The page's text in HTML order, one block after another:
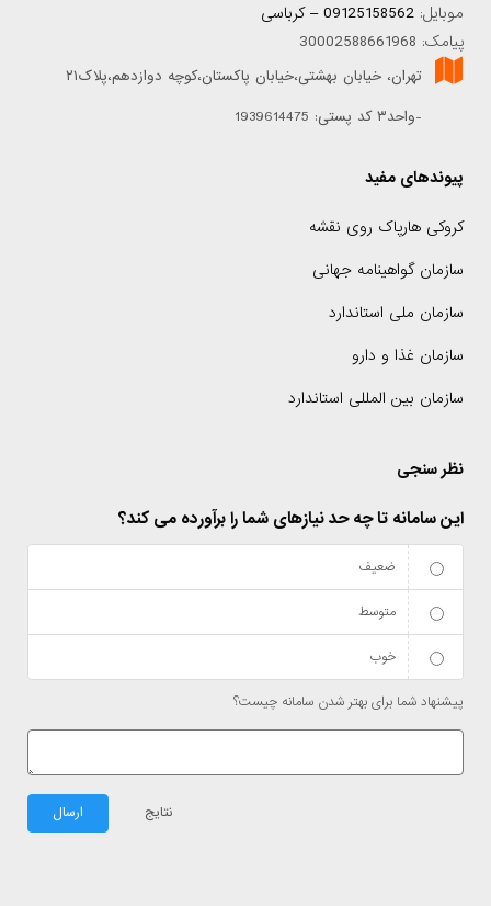
موبایل: 09125158562 – کرباسی
پیامک: 30002588661968
تهران، خیابان بهشتی،خیابان پاکستان،کوچه دوازدهم،پلاک۲۱
-واحد۳ کد پستی: 1939614475
پیوندهای مفید
کروکی هارپاک روی نقشه
سازمان گواهینامه جهانی
سازمان ملی استاندارد
سازمان غذا و دارو
سازمان بین المللی استاندارد
نظر سنجی
این سامانه تا چه حد نیازهای شما را برآورده می کند؟
ضعیف
متوسط
خوب
پیشنهاد شما برای بهتر شدن سامانه چیست؟
نتایج ارسال